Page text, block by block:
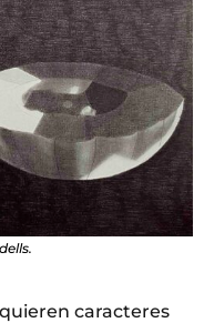
caracteres